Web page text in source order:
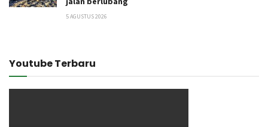
5 AGUSTUS 2026
Youtube Terbaru